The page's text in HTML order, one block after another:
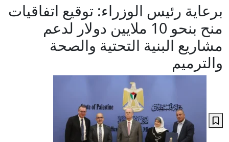
برعاية رئيس الوزراء: توقيع اتفاقيات
منح بنحو 10 ملايين دولار لدعم
مشاريع البنية التحتية والصحة
والترميم